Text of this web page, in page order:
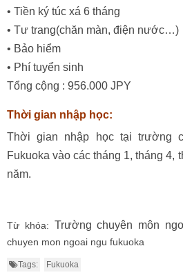
• Tiền ký túc xá 6 tháng
• Tư trang(chăn màn, điện nước…)
• Bảo hiểm
• Phí tuyển sinh
Tổng cộng : 956.000 JPY
Thời gian nhập học:
Thời gian nhập học tại trường
Fukuoka vào các tháng 1, tháng 4,
năm.
Từ khóa: Trường chuyên môn
chuyen mon ngoai ngu fukuoka
Tags: Fukuoka